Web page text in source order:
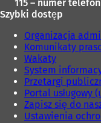
115 – numer
Szybki dostęp
Organizacja
Komunikaty
Wakaty
System
Przetargi
Portal usługowy
Zapisz się do
Ustawienia